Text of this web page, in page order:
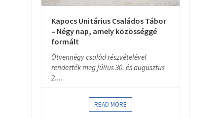
Kapocs Unitárius Családos Tábor
– Négy nap, amely közösséggé
formált
Ötvennégy család részvételével
rendezték meg július 30. és augusztus
2....
READ MORE